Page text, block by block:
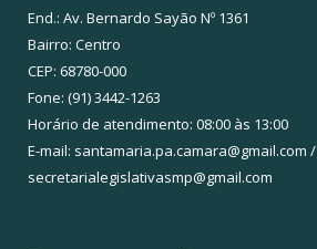
End.: Av. Bernardo Sayão Nº 1361
Bairro: Centro
CEP: 68780-000
Fone: (91) 3442-1263
Horário de atendimento: 08:00 às 13:00
E-mail: santamaria.pa.camara@gmail.com /
secretarialegislativasmp@gmail.com